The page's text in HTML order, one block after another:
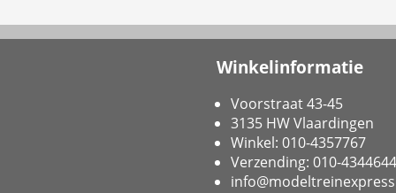
Winkelinformatie
Voorstraat 43-45
3135 HW Vlaardingen
Winkel: 010-4357767
Verzending: 010-4344644